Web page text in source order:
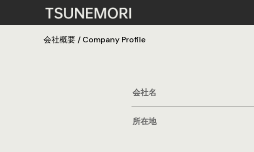
会社概要 / Company Profile
会社名
所在地